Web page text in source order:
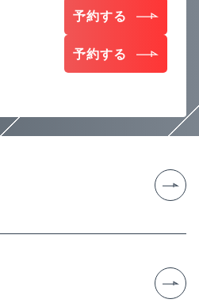
予約する
予約する